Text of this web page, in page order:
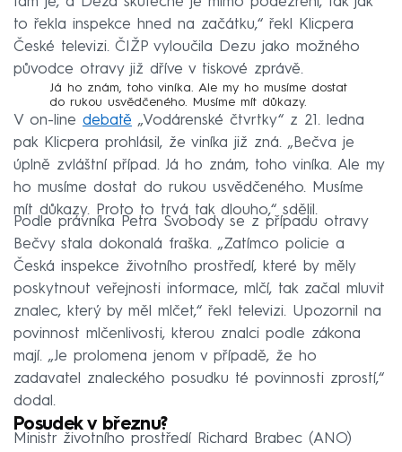
to řekla inspekce hned na začátku,“ řekl Klicpera
České televizi. ČIŽP vyloučila Dezu jako možného
původce otravy již dříve v tiskové zprávě.
Já ho znám, toho viníka. Ale my ho musíme dostat
do rukou usvědčeného. Musíme mít důkazy.
V on-line debatě „Vodárenské čtvrtky“ z 21. ledna
pak Klicpera prohlásil, že viníka již zná. „Bečva je
úplně zvláštní případ. Já ho znám, toho viníka. Ale my
ho musíme dostat do rukou usvědčeného. Musíme
mít důkazy. Proto to trvá tak dlouho,“ sdělil.
Podle právníka Petra Svobody se z případu otravy
Bečvy stala dokonalá fraška. „Zatímco policie a
Česká inspekce životního prostředí, které by měly
poskytnout veřejnosti informace, mlčí, tak začal mluvit
znalec, který by měl mlčet,“ řekl televizi. Upozornil na
povinnost mlčenlivosti, kterou znalci podle zákona
mají. „Je prolomena jenom v případě, že ho
zadavatel znaleckého posudku té povinnosti zprostí,“
dodal.
Posudek v březnu?
Ministr životního prostředí Richard Brabec (ANO)